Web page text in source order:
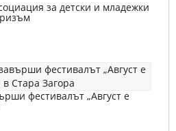
за детски и младежки
фестивалът „Август е